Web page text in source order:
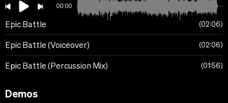
00:00
Epic Battle 02:06
Epic Battle (Voiceover) 02:06
Epic Battle (Percussion Mix) 01:56
Demos